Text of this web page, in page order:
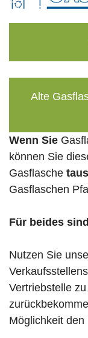
Alte
Wenn Sie
können Sie
Gasflasche
Gasflaschen
Für beides
Nutzen Sie
Vertriebstelle
Möglichkeit